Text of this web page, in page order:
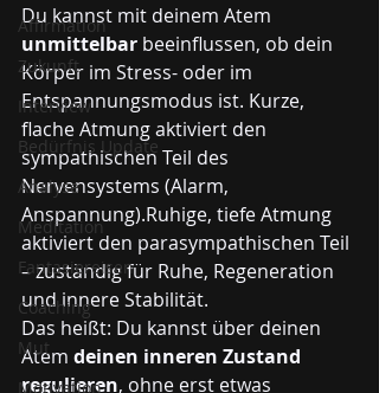
Affirmation
Zukunft
Interview
Bedürfnis Update
Analyse
Meditation
Fantasiereisen
Coaching
Mut
Motivation
Du kannst mit deinem Atem
unmittelbar beeinflussen, ob dein
Körper im Stress- oder im
Entspannungsmodus ist. Kurze,
flache Atmung aktiviert den
sympathischen Teil des
Nervensystems (Alarm,
Anspannung).Ruhige, tiefe Atmung
aktiviert den parasympathischen Teil
– zuständig für Ruhe, Regeneration
und innere Stabilität.
Das heißt: Du kannst über deinen
Atem deinen inneren Zustand
regulieren, ohne erst etwas